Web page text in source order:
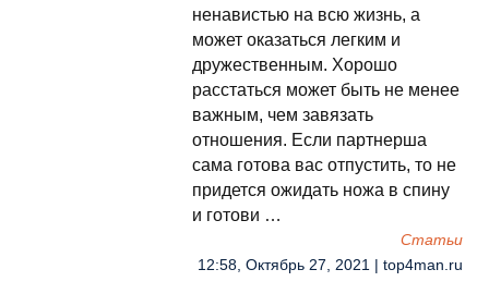
ненавистью на всю жизнь, а
может оказаться легким и
дружественным. Хорошо
расстаться может быть не менее
важным, чем завязать
отношения. Если партнерша
сама готова вас отпустить, то не
придется ожидать ножа в спину
и готови …
Cтатьи
12:58, Октябрь 27, 2021 | top4man.ru